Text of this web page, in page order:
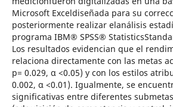
Microsoft Exceldiseñada para su
posteriormente realizar elanálisis
programa IBM® SPSS®
Los resultados evidencian que el
relaciona directamente con las metas
p= 0.029, α <0.05) y con los estilos
0.002, α <0.01). Igualmente, se
significativas entre diferentes